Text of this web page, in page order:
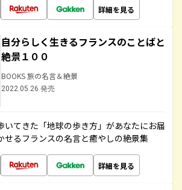
詳細を見る
自分らしく生きるフランスのことばと
絶景１００
BOOKS 旅の名言＆絶景
2022.05.26 発売
いてきた「地球の歩き方」があなたにお届
せるフランスの名言と癒やしの絶景集
詳細を見る